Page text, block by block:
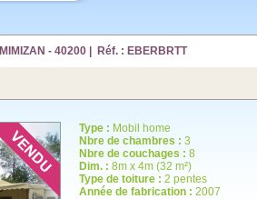
MIMIZAN - 40200 | Réf. : EBERBRTT
Type : Mobil home
Nbre de chambres : 3
Nbre de couchages : 8
Dim. : 8m x 4m (32 m²)
Type de toiture : 2 pentes
Année de fabrication : 2007